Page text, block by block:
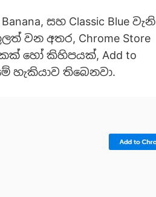
සහ Classic Blue වැනි
වන අතර, Chrome Store
හෝ කිහිපයක්, Add to
හැකියාව තිබෙනවා.